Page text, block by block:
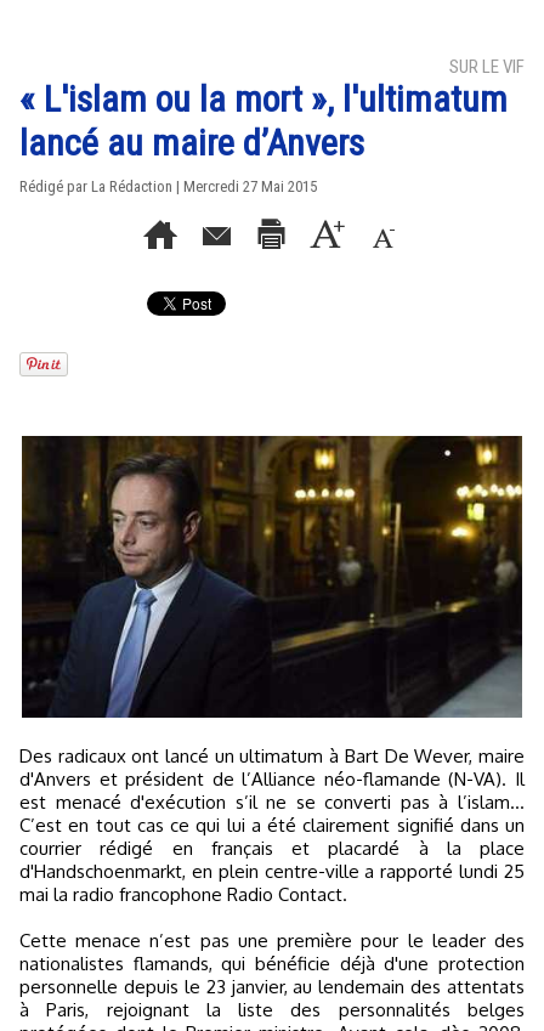
SUR LE VIF
« L'islam ou la mort », l'ultimatum
lancé au maire d’Anvers
Rédigé par La Rédaction | Mercredi 27 Mai 2015
Des radicaux ont lancé un ultimatum à Bart De Wever, maire
d'Anvers et président de l’Alliance néo-flamande (N-VA). Il
est menacé d'exécution s’il ne se converti pas à l’islam…
C’est en tout cas ce qui lui a été clairement signifié dans un
courrier rédigé en français et placardé à la place
d'Handschoenmarkt, en plein centre-ville a rapporté lundi 25
mai la radio francophone Radio Contact.
Cette menace n’est pas une première pour le leader des
nationalistes flamands, qui bénéficie déjà d'une protection
personnelle depuis le 23 janvier, au lendemain des attentats
à Paris, rejoignant la liste des personnalités belges